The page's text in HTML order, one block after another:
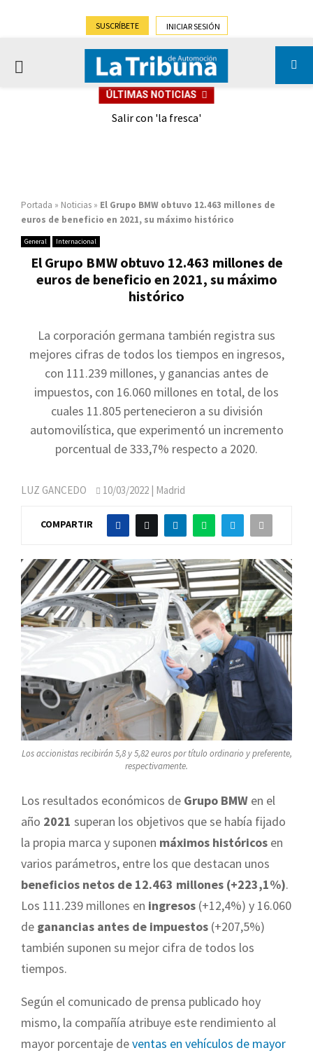
SUSCRÍBETE INICIAR SESIÓN
PRIMARY
ÚLTIMAS NOTICIAS
Salir con 'la fresca'
Portada » Noticias » El Grupo BMW obtuvo 12.463 millones de
euros de beneficio en 2021, su máximo histórico
General Internacional
El Grupo BMW obtuvo 12.463 millones de
euros de beneficio en 2021, su máximo
histórico
La corporación germana también registra sus
mejores cifras de todos los tiempos en ingresos,
con 111.239 millones, y ganancias antes de
impuestos, con 16.060 millones en total, de los
cuales 11.805 pertenecieron a su división
automovilística, que experimentó un incremento
porcentual de 333,7% respecto a 2020.
LUZ GANCEDO 10/03/2022 | Madrid
COMPARTIR
Los accionistas recibirán 5,8 y 5,82 euros por título ordinario y preferente,
respectivamente.
Los resultados económicos de Grupo BMW en el
año 2021 superan los objetivos que se había fijado
la propia marca y suponen máximos históricos en
varios parámetros, entre los que destacan unos
beneficios netos de 12.463 millones (+223,1%).
Los 111.239 millones en ingresos (+12,4%) y 16.060
de ganancias antes de impuestos (+207,5%)
también suponen su mejor cifra de todos los
tiempos.
Según el comunicado de prensa publicado hoy
mismo, la compañía atribuye este rendimiento al
mayor porcentaje deventas en vehículos de mayor